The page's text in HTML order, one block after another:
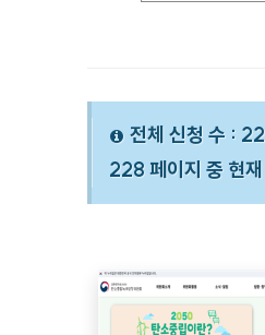
전체 신청 수 :
228 페이지 중 현